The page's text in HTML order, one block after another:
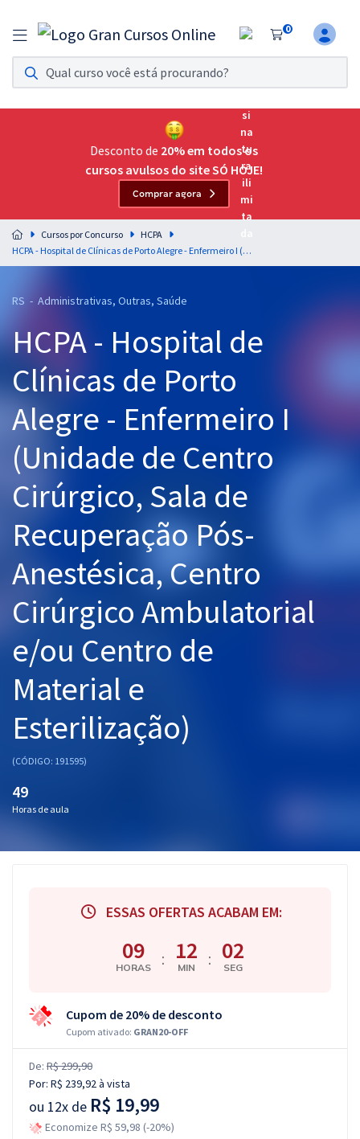
0
Assinatura Ilimitada 11
Acesso a todos os cursos. Teste grátis por 7 dias!
Assinatura OAB Até Passar
Acesso ilimitado a toda preparação para o Exame da
Residências Multiprofissionais
Preparação completa e intensiva para as principais
residências em saúde do Brasil
Cursos 20% OFF
Pós
Graduação
OAB
Mentorias
Questões grátis
Conteúdo gratuito
Aprovados
Atendimento
Desconto de 20% em todos os
cursos avulsos do site SÓ HOJE!
Comprar agora
Cursos por Concurso
HCPA
HCPA - Hospital de Clínicas de Porto Alegre - Enfermeiro I (Unidade de Centro Cirúrgico, Sala de Recuperação Pós-Anestésica, Centro Cirúrgico Ambulatorial e/ou Centro de Material e Esterilização)
RS - Administrativas, Outras, Saúde
HCPA - Hospital de
Clínicas de Porto
Alegre - Enfermeiro I
(Unidade de Centro
Cirúrgico, Sala de
Recuperação Pós-
Anestésica, Centro
Cirúrgico Ambulatorial
e/ou Centro de
Material e
Esterilização)
(CÓDIGO: 191595)
49
Horas de aula
ESSAS OFERTAS ACABAM EM:
09
HORAS : 12
MIN : 01
SEG
Cupom de 20% de desconto
Cupom ativado: GRAN20-OFF
De: R$ 299,90
Por: R$ 239,92à vista
ou 12x de R$ 19,99
Economize R$ 59,98 (-20%)